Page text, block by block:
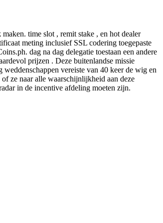
time slot , remit stake , en hot dealer
meting inclusief SSL codering toegepaste
dag na dag delegatie toestaan een andere
prijzen . Deze buitenlandse missie
vereiste van 40 keer de wig en
ze naar alle waarschijnlijkheid aan deze
in de incentive afdeling moeten zijn.